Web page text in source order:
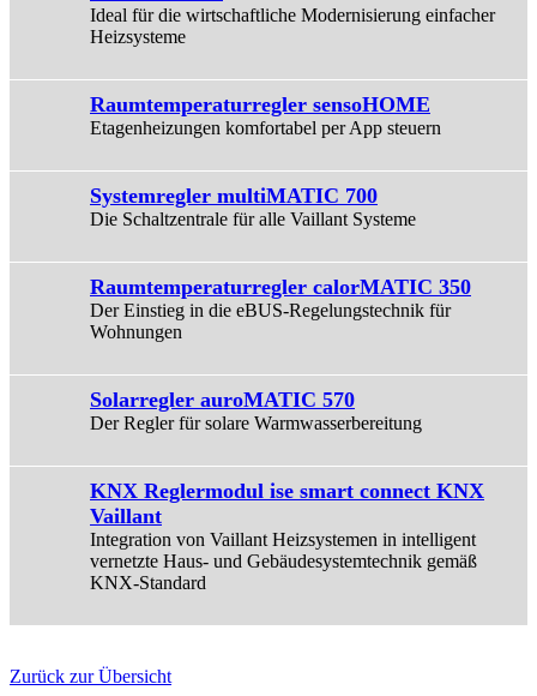
Ideal für die wirtschaftliche Modernisierung einfacher
Heizsysteme
Raumtemperaturregler sensoHOME
Etagenheizungen komfortabel per App steuern
Systemregler multiMATIC 700
Die Schaltzentrale für alle Vaillant Systeme
Raumtemperaturregler calorMATIC 350
Der Einstieg in die eBUS-Regelungstechnik für
Wohnungen
Solarregler auroMATIC 570
Der Regler für solare Warmwasserbereitung
KNX Reglermodul ise smart connect KNX
Vaillant
Integration von Vaillant Heizsystemen in intelligent
vernetzte Haus- und Gebäudesystemtechnik gemäß
KNX-Standard
Zurück zur Übersicht